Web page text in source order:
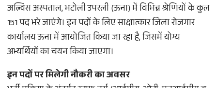
अल्विस अस्पताल, भटोली उपरली (ऊना) में विभिन्न श्रेणियों के कुल
151 पद भरे जाएंगे। इन पदों के लिए साक्षात्कार जिला रोजगार
कार्यालय ऊना में आयोजित किया जा रहा है, जिसमें योग्य
अभ्यर्थियों का चयन किया जाएगा।
इन पदों पर मिलेगी नौकरी का अवसर